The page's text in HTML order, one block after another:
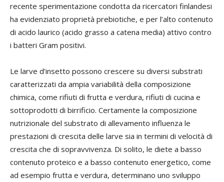
recente sperimentazione condotta da ricercatori finlandesi
ha evidenziato proprietà prebiotiche, e per l’alto contenuto
di acido laurico (acido grasso a catena media) attivo contro
i batteri Gram positivi.
Le larve d’insetto possono crescere su diversi substrati
caratterizzati da ampia variabilità della composizione
chimica, come rifiuti di frutta e verdura, rifiuti di cucina e
sottoprodotti di birrificio. Certamente la composizione
nutrizionale del substrato di allevamento influenza le
prestazioni di crescita delle larve sia in termini di velocità di
crescita che di sopravvivenza. Di solito, le diete a basso
contenuto proteico e a basso contenuto energetico, come
ad esempio frutta e verdura, determinano uno sviluppo